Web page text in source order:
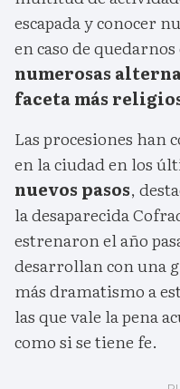
escapada y conocer
en caso de
numerosas
faceta más
Las procesiones han
en la ciudad en los
nuevos pasos,
la desaparecida
estrenaron el año
desarrollan con una
más dramatismo a
las que vale la pena
como si se tiene fe.